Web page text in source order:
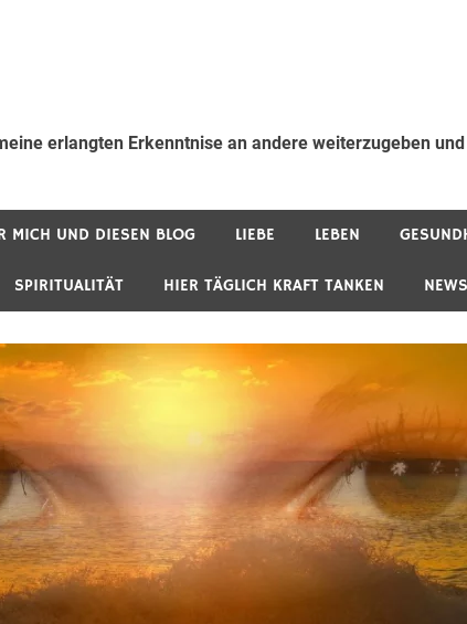
erlangten Erkenntnise an andere weiterzugeben
MICH UND DIESEN BLOG LIEBE LEBEN
SPIRITUALITÄT HIER TÄGLICH KRAFT TANKEN